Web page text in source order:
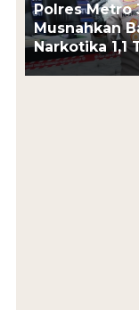
Polres Metro
Musnahkan
Narkotika 1,1